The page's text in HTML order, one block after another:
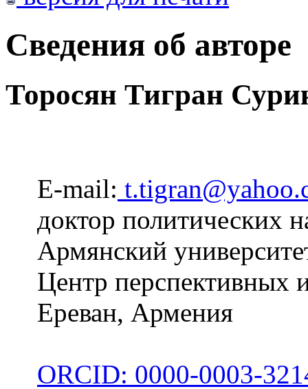
Сведения об авторе
Торосян Тигран
E-mail:
доктор политических
Армянский
Центр перспективных
Ереван, Армения
ORCID: 0000-0003-